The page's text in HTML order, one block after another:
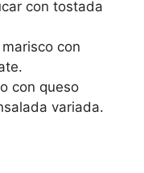
con tostada
con
con queso
variada.